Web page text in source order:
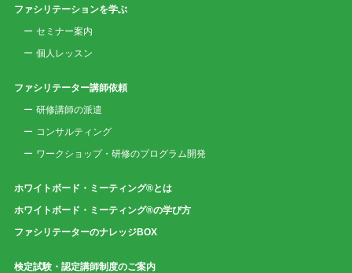
ファシリテーションを学ぶ
セミナー案内
個人レッスン
ファシリテーター講師依頼
研修講師の派遣
コンサルティング
ワークショップ・研修のプログラム開発
ホワイトボード・ミーティング®とは
ホワイトボード・ミーティング®の学び方
ファシリテーターのナレッジBOX
検定試験・認定講師制度のご案内